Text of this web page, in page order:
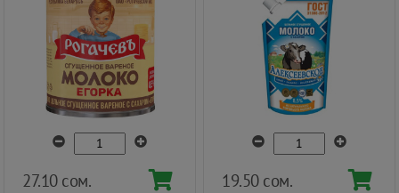
27.10 сом. 19.50 сом.